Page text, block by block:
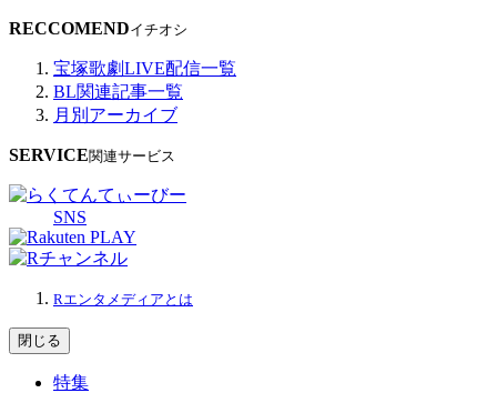
RECCOMENDイチオシ
宝塚歌劇LIVE配信一覧
BL関連記事一覧
月別アーカイブ
SERVICE関連サービス
SNS
Rエンタメディアとは
閉じる
特集